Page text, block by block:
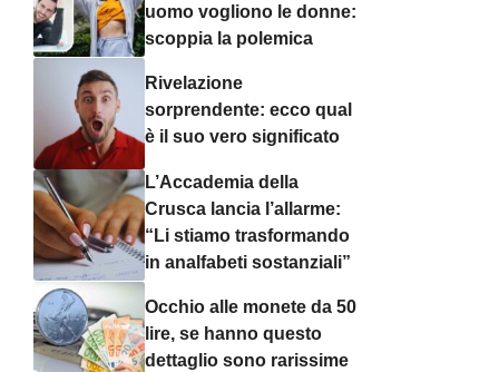
uomo vogliono le donne:
scoppia la polemica
Rivelazione
sorprendente: ecco qual
è il suo vero significato
L’Accademia della
Crusca lancia l’allarme:
“Li stiamo trasformando
in analfabeti sostanziali”
Occhio alle monete da 50
lire, se hanno questo
dettaglio sono rarissime